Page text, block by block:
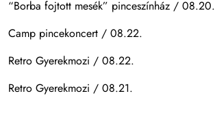
“Borba fojtott mesék” pinceszínház / 08.20.
Camp pincekoncert / 08.22.
Retro Gyerekmozi / 08.22.
Retro Gyerekmozi / 08.21.